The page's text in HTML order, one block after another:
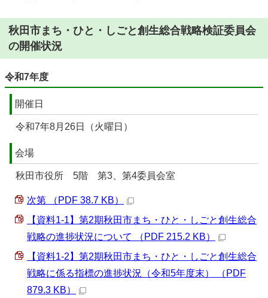
秋田市まち・ひと・しごと創生総合戦略検証委員会
の開催状況
令和7年度
開催日
令和7年8月26日（火曜日）
会場
秋田市役所 5階 第3、第4委員会室
次第 （PDF 38.7 KB）
【資料1-1】第2期秋田市まち・ひと・しごと創生総合
戦略の進捗状況について （PDF 215.2 KB）
【資料1-2】第2期秋田市まち・ひと・しごと創生総合
戦略に係る指標の進捗状況（令和5年度末） （PDF
879.3 KB）